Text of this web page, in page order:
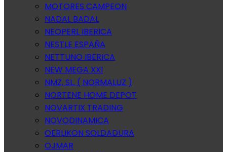
MOTORES CAMPEON
NADAL BADAL
NEOPERL IBERICA
NESTLE ESPAÑA
NETTUNO IBERICA
NEW MEGA XXI
NMZ, SL. ( NORMALUZ )
NORTENE HOME DEPOT
NOVARTIX TRADING
NOVODINAMICA
OERLIKON SOLDADURA
OJMAR